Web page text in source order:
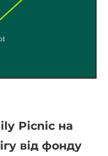
Picnic на
від фонду